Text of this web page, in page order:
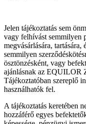
Jelen tájékoztatás sem
vagy felhívást semmilyen
megvásárlására,
semmilyen
ösztönzésként, vagy
ajánlásnak az EQUILOR
Tájékoztatóban szereplő
használhatók fel.
A tájékoztatás keretében
hozzáférő egyes